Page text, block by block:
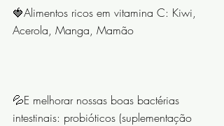
🍓Alimentos ricos em vitamina C: Kiwi,
Acerola, Manga, Mamão
💦E melhorar nossas boas bactérias
intestinais: probióticos (suplementação